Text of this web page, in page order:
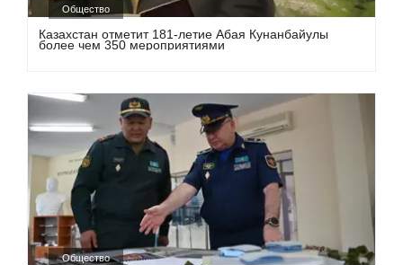
Общество
Казахстан отметит 181-летие Абая Кунанбайулы
более чем 350 мероприятиями
Общество